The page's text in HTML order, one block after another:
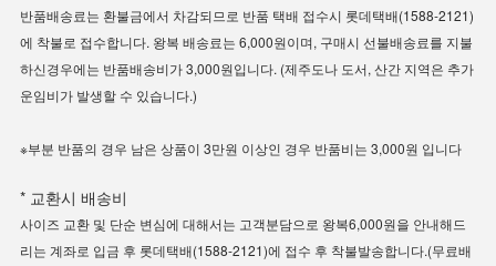
반품배송료는 환불금에서 차감되므로 반품 택배 접수시 롯데택배(1588-2121)
에 착불로 접수합니다. 왕복 배송료는 6,000원이며, 구매시 선불배송료를 지불
하신경우에는 반품배송비가 3,000원입니다. (제주도나 도서, 산간 지역은 추가
운임비가 발생할 수 있습니다.)
※부분 반품의 경우 남은 상품이 3만원 이상인 경우 반품비는 3,000원 입니다
* 교환시 배송비
사이즈 교환 및 단순 변심에 대해서는 고객분담으로 왕복6,000원을 안내해드
리는 계좌로 입금 후 롯데택배(1588-2121)에 접수 후 착불발송합니다.(무료배